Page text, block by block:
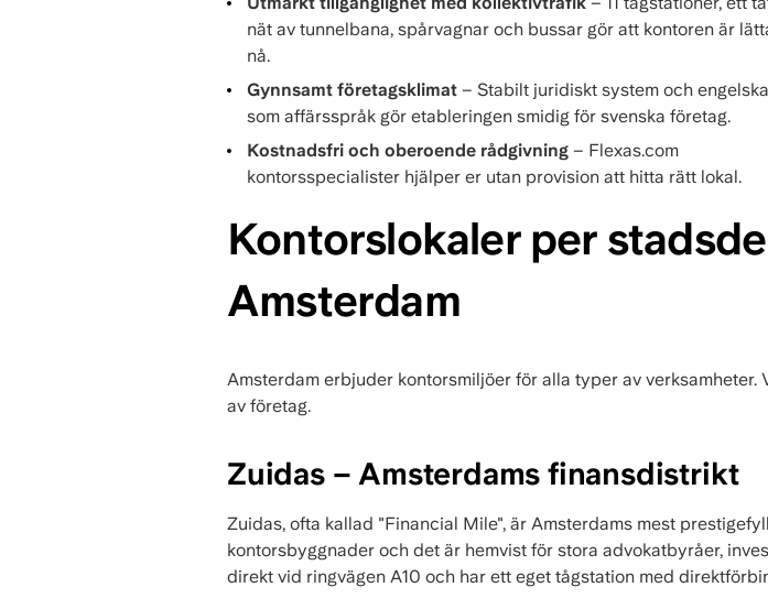
nät av tunnelbana, spårvagnar och bussar gör att kontoren är
nå.
Gynnsamt företagsklimat – Stabilt juridiskt system och engelska
som affärsspråk gör etableringen smidig för svenska företag.
Kostnadsfri och oberoende rådgivning – Flexas.com
kontorsspecialister hjälper er utan provision att hitta rätt lokal.
Kontorslokaler per
Amsterdam
Amsterdam erbjuder kontorsmiljöer för alla typer av
av företag.
Zuidas – Amsterdams finansdistrikt
Zuidas, ofta kallad "Financial Mile", är Amsterdams mest
kontorsbyggnader och det är hemvist för stora advokatbyråer,
direkt vid ringvägen A10 och har ett eget tågstation med